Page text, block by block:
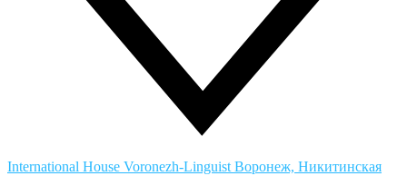
International House Voronezh-Linguist Воронеж, Никитинская